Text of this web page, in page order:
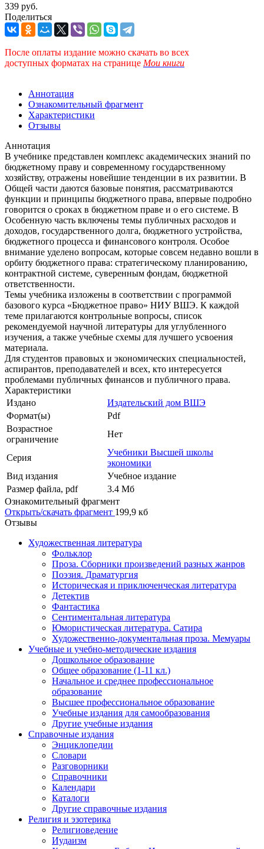
339 руб.
Поделиться
После оплаты издание можно скачать во всех
доступных форматах на странице Мои книги
Аннотация
Ознакомительный фрагмент
Характеристики
Отзывы
Аннотация
В учебнике представлен комплекс академических знаний по
бюджетному праву и современному государственному
хозяйству, отражены новейшие тенденции в их развитии. В
Общей части даются базовые понятия, рассматриваются
функции и принципы бюджетного права, впервые подробно
говорится о сроках в бюджетном праве и о его системе. В
Особенную часть включены темы публичных расходов и
доходов, государственного долга, бюджетного устройства,
бюджетного процесса и финансового контроля. Особое
внимание уделено вопросам, которые совсем недавно вошли в
орбиту бюджетного права: стратегическому планированию,
контрактной системе, суверенным фондам, бюджетной
ответственности.
Темы учебника изложены в соответствии с программой
базового курса «Бюджетное право» НИУ ВШЭ. К каждой
теме прилагаются контрольные вопросы, список
рекомендуемой научной литературы для углубленного
изучения, а также учебные схемы для лучшего усвоения
материала.
Для студентов правовых и экономических специальностей,
аспирантов, преподавателей и всех, кто интересуется
проблемами публичных финансов и публичного права.
Характеристики
Издано
Издательский дом ВШЭ
Формат(ы)
Pdf
Возрастное
ограничение
Нет
Серия
Учебники Высшей школы
экономики
Вид издания
Учебное издание
Размер файла, pdf
3.4 Mб
Ознакомительный фрагмент
Открыть/скачать фрагмент 199,9 кб
Отзывы
Художественная литература
Фольклор
Проза. Сборники произведений разных жанров
Поэзия. Драматургия
Историческая и приключенческая литература
Детектив
Фантастика
Сентиментальная литература
Юмористическая литература. Сатира
Художественно-документальная проза. Мемуары
Учебные и учебно-методические издания
Дошкольное образование
Общее образование (1-11 кл.)
Начальное и среднее профессиональное
образование
Высшее профессиональное образование
Учебные издания для самообразования
Другие учебные издания
Справочные издания
Энциклопедии
Словари
Разговорники
Справочники
Календари
Каталоги
Другие справочные издания
Религия и эзотерика
Религиоведение
Иудаизм